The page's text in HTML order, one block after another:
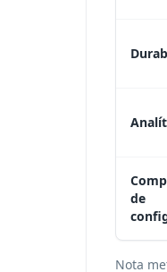
de
Nota